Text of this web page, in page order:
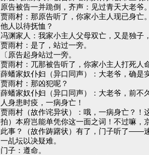
原告被告一并跪倒，齐声：见过青天大老爷
贾雨村：那原告听了，你家小主人现已身亡
他人以待抚恤？
冯渊家人：我家小主人父母双亡，又是独子
贾雨村：是了，站过一旁。
〔原告起身站过一旁。
贾雨村：兀那被告听了，你家小主人打死人
薛蟠家奴仆妇（异口同声）：大老爷，确是
贾雨村：那凶犯呢？
薛蟠家奴仆妇（异口同声）：大老爷，前不
人身患时疫，一病身亡！
贾雨村（故作诧异状）：哦，一病身亡？！
拍）本府岂能单凭你这一面之词！不过嘛，
此事？（故作踌躇状）有了，门子听了——
一乩坛以决疑难。
门子：遵命。